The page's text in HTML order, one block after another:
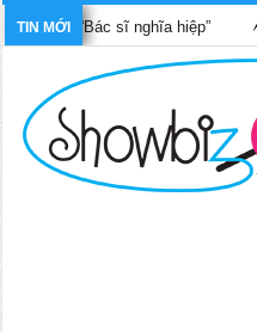
TIN MỚI
“Bác sĩ nghĩa hiệp”